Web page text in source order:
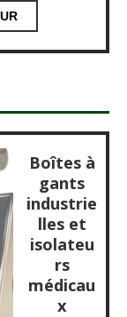
Boîtes à
gants
industrie
lles et
isolateu
rs
médicau
x